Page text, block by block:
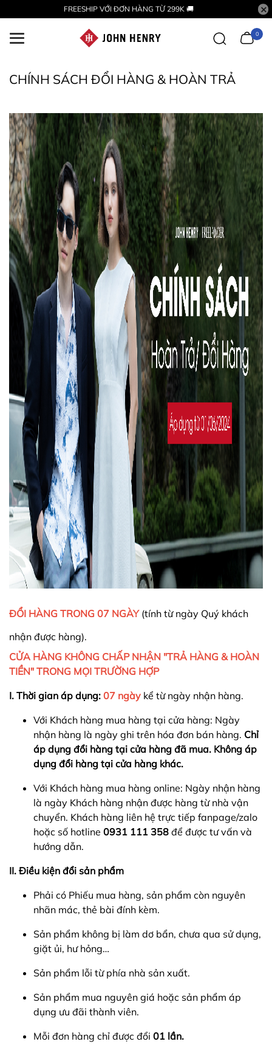
FREESHIP VỚI ĐƠN HÀNG TỪ 299K 🚚
0
CHÍNH SÁCH ĐỔI HÀNG & HOÀN TRẢ
ĐỔI HÀNG TRONG 07 NGÀY(tính từ ngày Quý khách
nhận được hàng).
CỬA HÀNG KHÔNG CHẤP NHẬN "TRẢ HÀNG & HOÀN
TIỀN" TRONG MỌI TRƯỜNG HỢP
I. Thời gian áp dụng: 07 ngày kể từ ngày nhận hàng.
Với Khách hàng mua hàng tại cửa hàng: Ngày
nhận hàng là ngày ghi trên hóa đơn bán hàng. Chỉ
áp dụng đổi hàng tại cửa hàng đã mua. Không áp
dụng đổi hàng tại cửa hàng khác.
Với Khách hàng mua hàng online: Ngày nhận hàng
là ngày Khách hàng nhận được hàng từ nhà vận
chuyển. Khách hàng liên hệ trực tiếp fanpage/zalo
hoặc số hotline 0931 111 358 để được tư vấn và
hướng dẫn.
II. Điều kiện đổi sản phẩm
Phải có Phiếu mua hàng, sản phẩm còn nguyên
nhãn mác, thẻ bài đính kèm.
Sản phẩm không bị làm dơ bẩn, chưa qua sử dụng,
giặt ủi, hư hỏng…
Sản phẩm lỗi từ phía nhà sản xuất.
Sản phẩm mua nguyên giá hoặc sản phẩm áp
dụng ưu đãi thành viên.
Mỗi đơn hàng chỉ được đổi 01 lần.